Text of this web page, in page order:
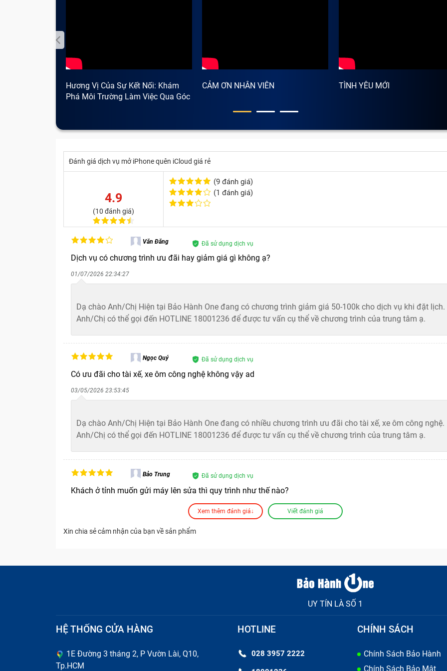
Dịch vụ mở iPhone quên iCloud tại Bảo Hành One có gì?
cho thiết bị. Trung tâm ứng dụng công nghệ hiện đại giúp xử lý nhanh chóng và hiệu quả các vấn đề
khoản. Quy trình thực hiện minh bạch, rõ ràng và tối ưu thời gian cho khách hàng. Bạn có thể trực tiếp
dõi quá trình kiểm tra và xử lý tại cửa hàng.
Kiểm tra tình trạng khóa iCloud trên iPhone
Bước đầu tiên kỹ thuật viên sẽ tiến hành kiểm tra thông tin thiết bị của bạn. Việc xác định đúng trạng
giúp đưa ra phương án xử lý phù hợp. Khách hàng sẽ được thông báo cụ thể về tình trạng hiện tại của
Quá trình kiểm tra này hoàn toàn miễn phí tại cửa hàng.
Tra cứu thông tin IMEI:Kỹ thuật viên kiểm tra trạng thái máy là sạch hay báo mất.
Đánh giá mức độ khóa:
Hương Vị Của Sự Kết Nối: Khám
Phá Môi Trường Làm Việc Qua Góc
CẢM ƠN NHÂN VIÊN TÌNH YÊU MỚI
Đánh giá dịch vụ mở iPhone quên iCloud giá rẻ
4.9
(10 đánh giá)
(9 đánh giá)
(1 đánh giá)
Xem thêm đánh giá↓ Viết đánh giá
Văn Đăng Đã sử dụng dịch vụ
Dịch vụ có chương trình ưu đãi hay giảm giá gì không ạ?
01/07/2026 22:34:27
Dạ chào Anh/Chị Hiện tại Bảo Hành One đang có chương trình giảm giá 50-100k cho dịch vụ khi đặt lịch.
Anh/Chị có thể gọi đến HOTLINE 18001236 để được tư vấn cụ thể về chương trình của trung tâm ạ.
Ngọc Quý Đã sử dụng dịch vụ
Có ưu đãi cho tài xế, xe ôm công nghệ không vậy ad
03/05/2026 23:53:45
Dạ chào Anh/Chị Hiện tại Bảo Hành One đang có nhiều chương trình ưu đãi cho tài xế, xe ôm công nghệ.
Anh/Chị có thể gọi đến HOTLINE 18001236 để được tư vấn cụ thể về chương trình của trung tâm ạ.
Bảo Trung Đã sử dụng dịch vụ
Khách ở tỉnh muốn gửi máy lên sửa thì quy trình như thế nào?
Bảo Hành One
Giá dịch vụ đã bao gồm công thay và có phát sinh thêm chi phí gì không ad?
23/04/2026 23:12:03
Dạ chào Anh/Chị Giá niêm yết trên website của Bảo Hành One đã bao gồm công thay và không phát sinh
thêm chi phí ạ.
Xin chia sẻ cảm nhận của bạn về sản phẩm
UY TÍN LÀ SỐ 1
HỆ THỐNG CỬA HÀNG
1E Đường 3 tháng 2, P Vườn Lài, Q10,
Tp.HCM
HOTLINE
028 3957 2222
CHÍNH SÁCH
Chính Sách Bảo Hành
Chính Sách Bảo Mật